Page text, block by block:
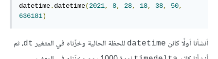
datetime. datetime(2021, 8, 28, 18, 38, 50,
636181)
أنشأنا أولًا كائن datetime للحظة الحالية وخزّناه في المتغير dt، ثم